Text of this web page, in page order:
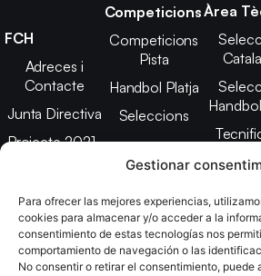
Gestionar
Para ofrecer las mejores experiencias,
cookies para almacenar y/o acceder a la
consentimiento de estas tecnologías nos
comportamiento de navegación o las
No consentir o retirar el consentimiento, puede
FCH
Adreces i
Contacte
Junta Directiva
Projecte 2021-
Transparència
Imatge
corporativa
Competicions
Competicions
Pista
Handbol Platja
Seleccions
Àrea